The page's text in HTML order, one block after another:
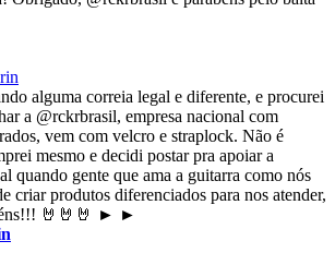
alguma correia legal e diferente, e procurei
a @rckrbrasil, empresa nacional com
vem com velcro e straplock. Não é
mesmo e decidi postar pra apoiar a
quando gente que ama a guitarra como nós
criar produtos diferenciados para nos atender,
🤘🤘🤘
► ►